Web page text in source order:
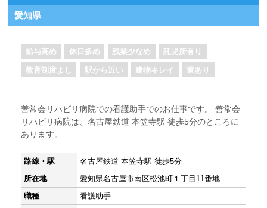
愛知県
給与高め 休日多め 残業少なめ 託児所有り
教育制度よし 駅から近い 建物キレイ 寮あり
善常会リハビリ病院での看護助手でのお仕事です。 善常会
リハビリ病院は、名古屋鉄道 本笠寺駅 徒歩5分のところに
あります。
路線・駅
名古屋鉄道 本笠寺駅 徒歩5分
所在地
愛知県名古屋市南区松池町１丁目11番地
職種
看護助手